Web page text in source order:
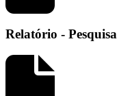
Relatório -